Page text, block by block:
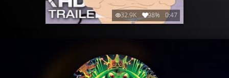
32.9K 98% 0:47